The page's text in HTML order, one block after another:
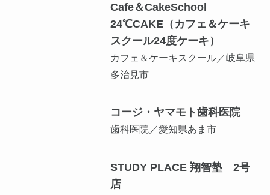
Cafe＆CakeSchool
24℃CAKE（カフェ＆ケーキ
スクール24度ケーキ）
カフェ＆ケーキスクール／岐阜県
多治見市
コージ・ヤマモト歯科医院
歯科医院／愛知県あま市
STUDY PLACE 翔智塾 2号
店